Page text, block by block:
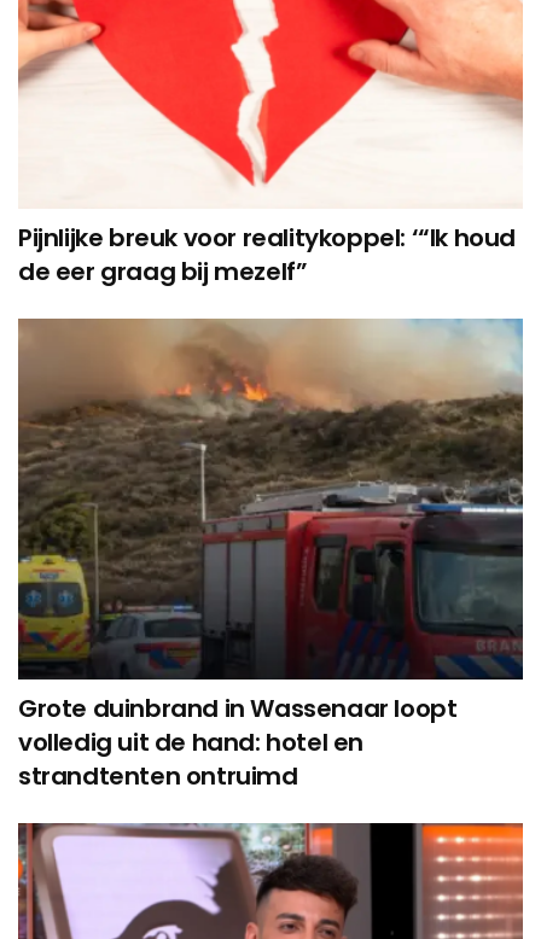
Pijnlijke breuk voor realitykoppel: ‘“Ik houd
de eer graag bij mezelf”
Grote duinbrand in Wassenaar loopt
volledig uit de hand: hotel en
strandtenten ontruimd